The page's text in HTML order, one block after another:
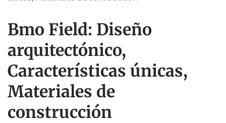
Bmo Field: Diseño
arquitectónico,
Características únicas,
Materiales de
construcción